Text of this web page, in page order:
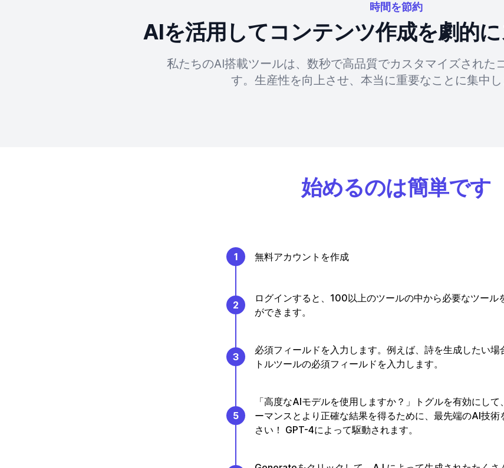
時間を節約
AIを活用してコンテンツ作成を劇的
私たちのAI搭載ツールは、数秒で高品質でカスタマイズされた
す。生産性を向上させ、本当に重要なことに集中し
始めるのは簡単です
1 無料アカウントを作成
2
ログインすると、100以上のツールの中から必要なツール
ができます。
3
必須フィールドを入力します。例えば、詩を生成したい場
トルツールの必須フィールドを入力します。
5
「高度なAIモデルを使用しますか？」トグルを有効にして
ーマンスとより正確な結果を得るために、最先端のAI技術
さい！ GPT-4によって駆動されます。